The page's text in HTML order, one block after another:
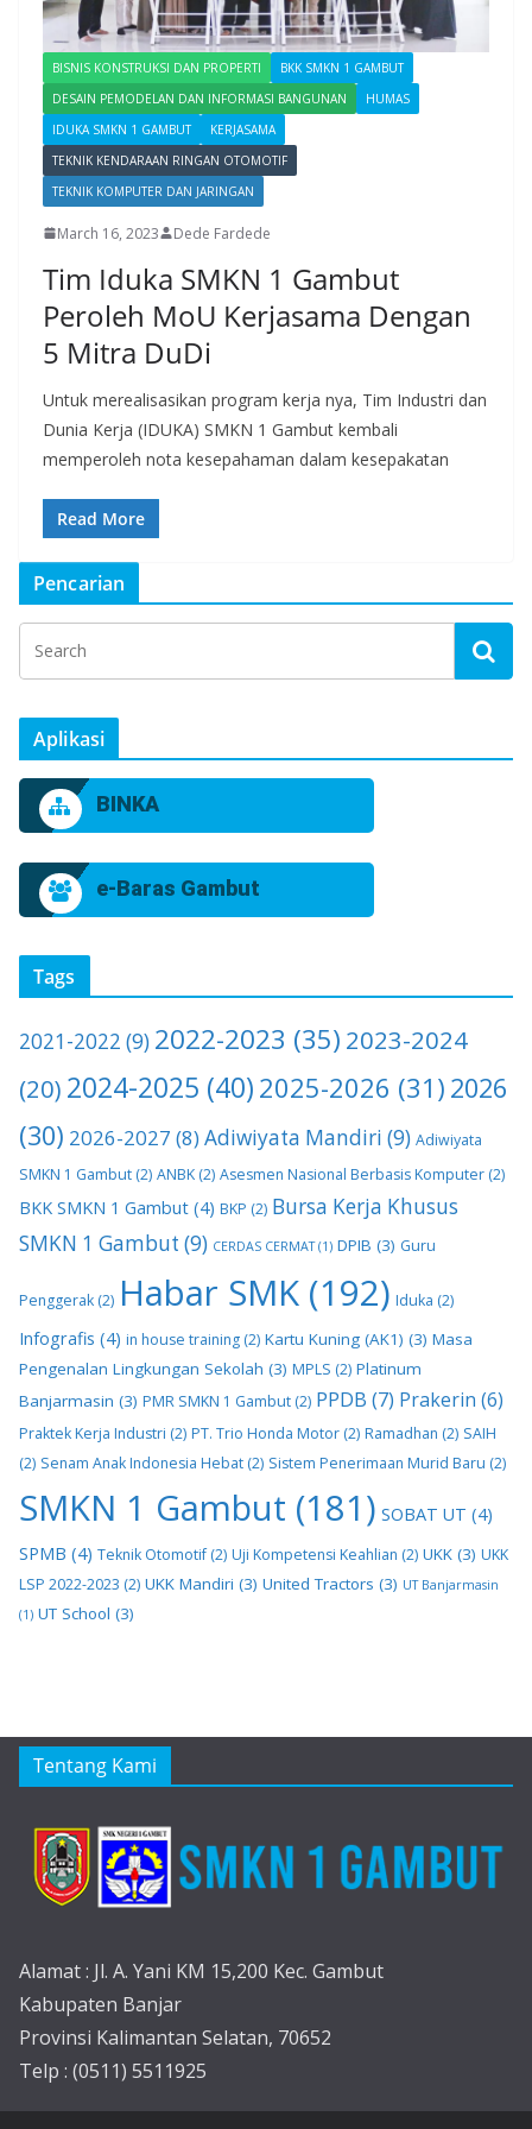
BISNIS KONSTRUKSI DAN PROPERTI
BKK SMKN 1 GAMBUT
DESAIN PEMODELAN DAN INFORMASI BANGUNAN
HUMAS
IDUKA SMKN 1 GAMBUT
KERJASAMA
TEKNIK KENDARAAN RINGAN OTOMOTIF
TEKNIK KOMPUTER DAN JARINGAN
March 16, 2023 Dede Fardede
Tim Iduka SMKN 1 Gambut
Peroleh MoU Kerjasama Dengan
5 Mitra DuDi
Untuk merealisasikan program kerja nya, Tim Industri dan
Dunia Kerja (IDUKA) SMKN 1 Gambut kembali
memperoleh nota kesepahaman dalam kesepakatan
Read More
Pencarian
Aplikasi
BINKA
e-Baras Gambut
Tags
2021-2022 (9) 2022-2023 (35) 2023-2024
(20) 2024-2025 (40) 2025-2026 (31) 2026
(30) 2026-2027 (8) Adiwiyata Mandiri (9) Adiwiyata
SMKN 1 Gambut (2) ANBK (2) Asesmen Nasional Berbasis Komputer (2)
BKK SMKN 1 Gambut (4) BKP (2) Bursa Kerja Khusus
SMKN 1 Gambut (9) CERDAS CERMAT(1) DPIB (3) Guru
Penggerak (2) Habar SMK (192) Iduka (2)
Infografis (4) in house training (2) Kartu Kuning (AK1) (3) Masa
Pengenalan Lingkungan Sekolah (3) MPLS (2) Platinum
Banjarmasin (3) PMR SMKN 1 Gambut (2) PPDB (7) Prakerin (6)
Praktek Kerja Industri (2) PT. Trio Honda Motor (2) Ramadhan (2) SAIH
(2) Senam Anak Indonesia Hebat (2) Sistem Penerimaan Murid Baru (2)
SMKN 1 Gambut (181) SOBAT UT (4)
SPMB (4) Teknik Otomotif(2) Uji Kompetensi Keahlian (2) UKK (3) UKK
LSP 2022-2023 (2) UKK Mandiri (3) United Tractors (3) UT Banjarmasin
(1) UT School (3)
Tentang Kami
Alamat : Jl. A. Yani KM 15,200 Kec. Gambut
Kabupaten Banjar
Provinsi Kalimantan Selatan, 70652
Telp : (0511) 5511925